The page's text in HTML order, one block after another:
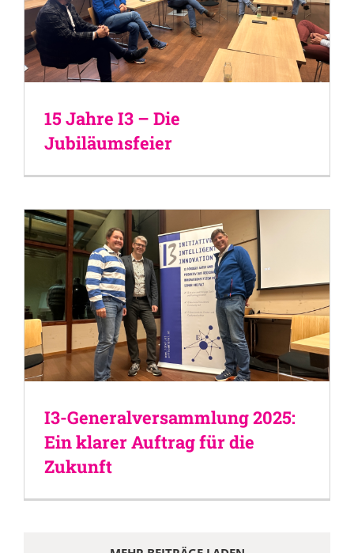
15 Jahre I3 – Die
Jubiläumsfeier
I3-Generalversammlung 2025:
Ein klarer Auftrag für die
Zukunft